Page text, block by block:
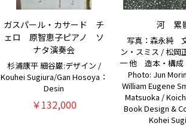
ガスパール・カサード チ
ェロ 原智恵子ピアノ ソ
ナタ演奏会
杉浦康平 細谷巌:デザイン /
Kouhei Sugiura/Gan Hosoya：
Desin
￥132,000
河 累
写真：森永純
ン・スミス / 松岡
一 他 造本・構成
Photo: Jun
William Eugene
Matsuoka /
Book Design &
Kohei